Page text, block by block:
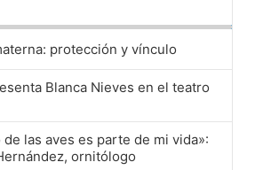
protección y vínculo
Blanca Nieves en el teatro
de las aves es parte de mi vida»:
ornitólogo